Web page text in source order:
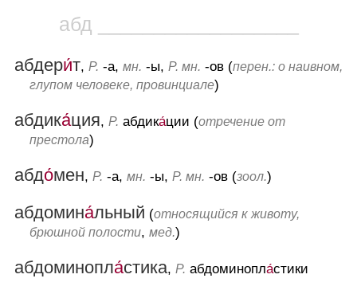
абд __________________
абдери́т, Р. -а, мн. -ы, Р. мн. -ов (перен.: о наивном,
глупом человеке, провинциале)
абдика́ция, Р. абдика́ции (отречение от
престола)
абдо́мен, Р. -а, мн. -ы, Р. мн. -ов (зоол.)
абдомина́льный (относящийся к животу,
брюшной полости, мед.)
абдоминопла́стика, Р. абдоминопла́стики